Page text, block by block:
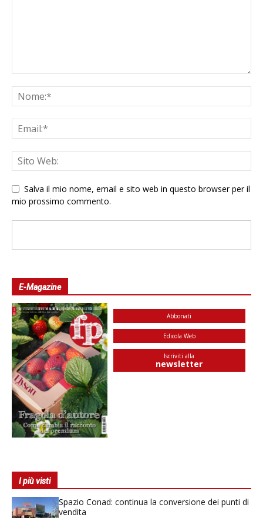
Salva il mio nome, email e sito web in questo browser per il
mio prossimo commento.
E-Magazine
Abbonati
Edicola Web
Iscriviti alla
newsletter
I più visti
Spazio Conad: continua la conversione dei punti di
vendita